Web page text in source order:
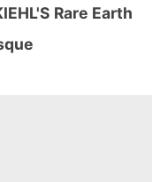
Rare Earth